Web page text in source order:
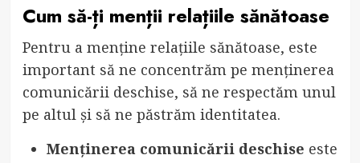
Cum să-ți menții relațiile sănătoase
Pentru a menține relațiile sănătoase, este
important să ne concentrăm pe menținerea
comunicării deschise, să ne respectăm unul
pe altul și să ne păstrăm identitatea.
Menținerea comunicării deschise este